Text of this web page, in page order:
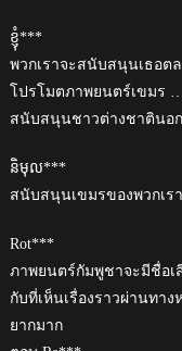
ខ្ញុំ***
พวกเราจะสนับสนุนเธอต
โปรโมตภาพยนตร์เขมร
สนับสนุนชาวต่างชาตินอก
និមុល***
สนับสนุนเขมรของพวกเร
Rot***
ภาพยนตร์กัมพูชาจะมีชื่อเ
กับที่เห็นเรื่องราวผ่านทา
ยากมาก